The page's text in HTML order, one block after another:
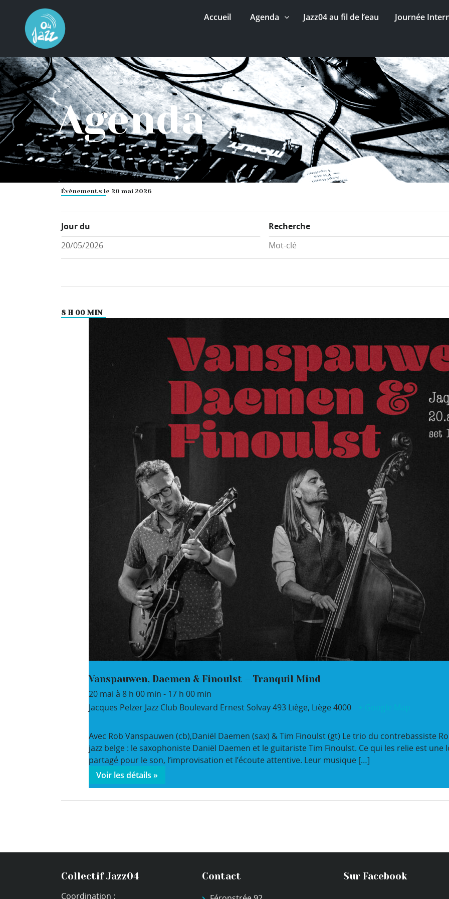
Accueil Agenda Jazz04 au fil de l’eau Journée
Agenda
Évènements le 20 mai 2026
Jour du Recherche
8 H 00 MIN
Vanspauwen, Daemen & Finoulst – Tranquil Mind
20 mai à 8 h 00 min - 17 h 00 min
Jacques Pelzer Jazz Club Boulevard Ernest Solvay 493 Liège, Liège4000
Avec Rob Vanspauwen (cb),Daniël Daemen (sax) & Tim Finoulst (gt) Le trio du contrebassiste
jazz belge : le saxophoniste Daniël Daemen et le guitariste Tim Finoulst. Ce qui les relie est
partagé pour le son, l’improvisation et l’écoute attentive. Leur musique […]
Voir les détails »
Collectif Jazz04
Coordination :
Contact Sur Facebook